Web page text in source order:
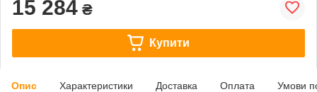
15 284 ₴
Купити
Опис Характеристики Доставка Оплата Умови